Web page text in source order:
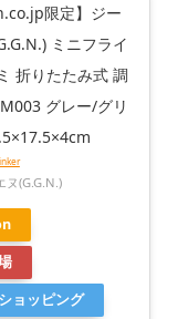
限定】ジー
ミニフライ
折りたたみ式 調
グレー/グリ
ヌ(G.G.N.)
ョッピング